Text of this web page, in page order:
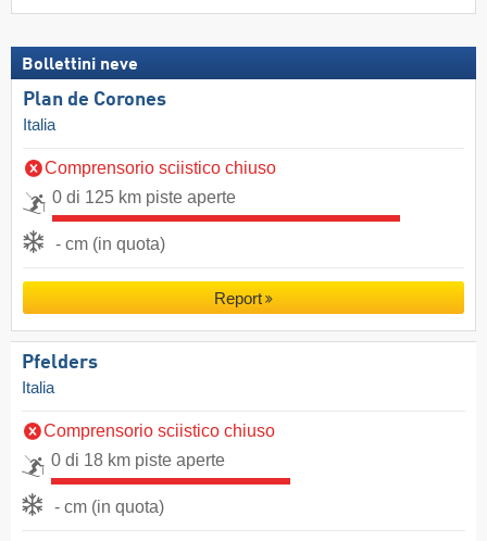
Bollettini neve
Plan de Corones
Italia
Comprensorio sciistico chiuso
0 di 125 km piste aperte
- cm (in quota)
Report
Pfelders
Italia
Comprensorio sciistico chiuso
0 di 18 km piste aperte
- cm (in quota)